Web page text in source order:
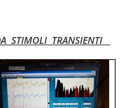
STIMOLI TRANSIENTI